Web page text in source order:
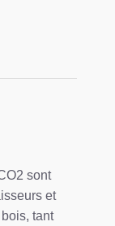
sont
et
tant